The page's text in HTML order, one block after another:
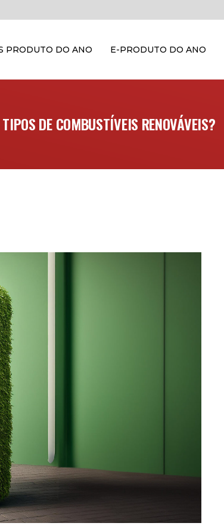
PRODUTO DO ANO E-PRODUTO DO ANO
DE COMBUSTÍVEIS RENOVÁVEIS?